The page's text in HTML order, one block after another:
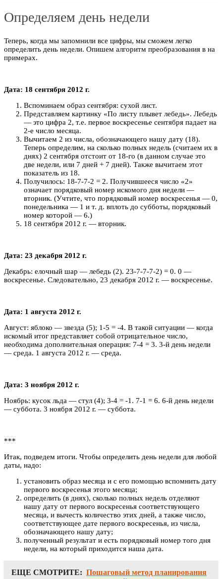
Определяем день недели
Теперь, когда мы запомнили все цифры, мы сможем легко
определить день недели. Опишем алгоритм преобразования в на
примерах.
Дата: 18 сентября 2012 г.
Вспоминаем образ сентября: сухой лист.
Представляем картинку «По листу плывет лебедь». Лебедь
— это цифра 2, т.е. первое воскресенье сентября падает на
2-е число месяца.
Вычитаем 2 из числа, обозначающего нашу дату (18).
Теперь определим, на сколько полных недель (считаем их в
днях) 2 сентября отстоит от 18-го (в данном случае это
две недели, или 7 дней + 7 дней). Также вычитаем этот
показатель из 18.
Получилось: 18-7-7-2 = 2. Получившееся число «2»
означает порядковый номер искомого дня недели —
вторник. (Учтите, что порядковый номер воскресенья — 0,
понедельника — 1 и т. д. вплоть до субботы, порядковый
номер которой — 6.)
18 сентября 2012 г. — вторник.
Дата: 23 декабря 2012 г.
Декабрь: елочный шар — лебедь (2). 23-7-7-7-2) = 0. 0 —
воскресенье. Следовательно, 23 декабря 2012 г. — воскресенье.
Дата: 1 августа 2012 г.
Август: яблоко — звезда (5); 1-5 = -4. В такой ситуации — когда
искомый итог представляет собой отрицательное число,
необходима дополнительная операция: 7-4 = 3. 3-й день недели
— среда. 1 августа 2012 г. — среда.
Дата: 3 ноября 2012 г.
Ноябрь: кусок льда — стул (4); 3-4 = -1. 7-1 = 6. 6-й день недели
— суббота. 3 ноября 2012 г. — суббота.
***
Итак, подведем итоги. Чтобы определить день недели для любой
даты, надо:
установить образ месяца и с его помощью вспомнить дату
первого воскресенья этого месяца;
определить (в днях), сколько полных недель отделяют
нашу дату от первого воскресенья соответствующего
месяца, и вычесть количество этих дней, а также число,
соответствующее дате первого воскресенья, из числа,
обозначающего нашу дату;
полученный результат и есть порядковый номер того дня
недели, на который приходится наша дата.
ЕЩЕ СМОТРИТЕ: Пошаговый метод планирования